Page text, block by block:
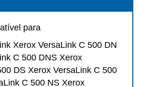
vel para
Xerox VersaLink C 500 DN
C 500 DNS Xerox
DS Xerox VersaLink C 500
C 500 NS Xerox